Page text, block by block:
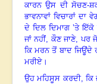
ਕਾਰਨ ਉਸ ਦੀ ਸੋਚਣ-
ਭਾਵਨਾਵਾਂ ਵਿਚਾਰਾਂ
ਦੇ ਦਿਲ ਦਿਮਾਗ ’ਤੇ ਇੱਕੋ
ਜਾਂ ਨਹੀਂ, ਕੌਣ ਜਾਣੇ, ਪਰ
ਕਿ ਮਰਨ ਤੋਂ ਬਾਦ ਜਿਊਂਦੇ
ਮਰੀਏ ।
ਉਹ ਮਹਿਸੂਸ ਕਰਦੀ, ਕਿ